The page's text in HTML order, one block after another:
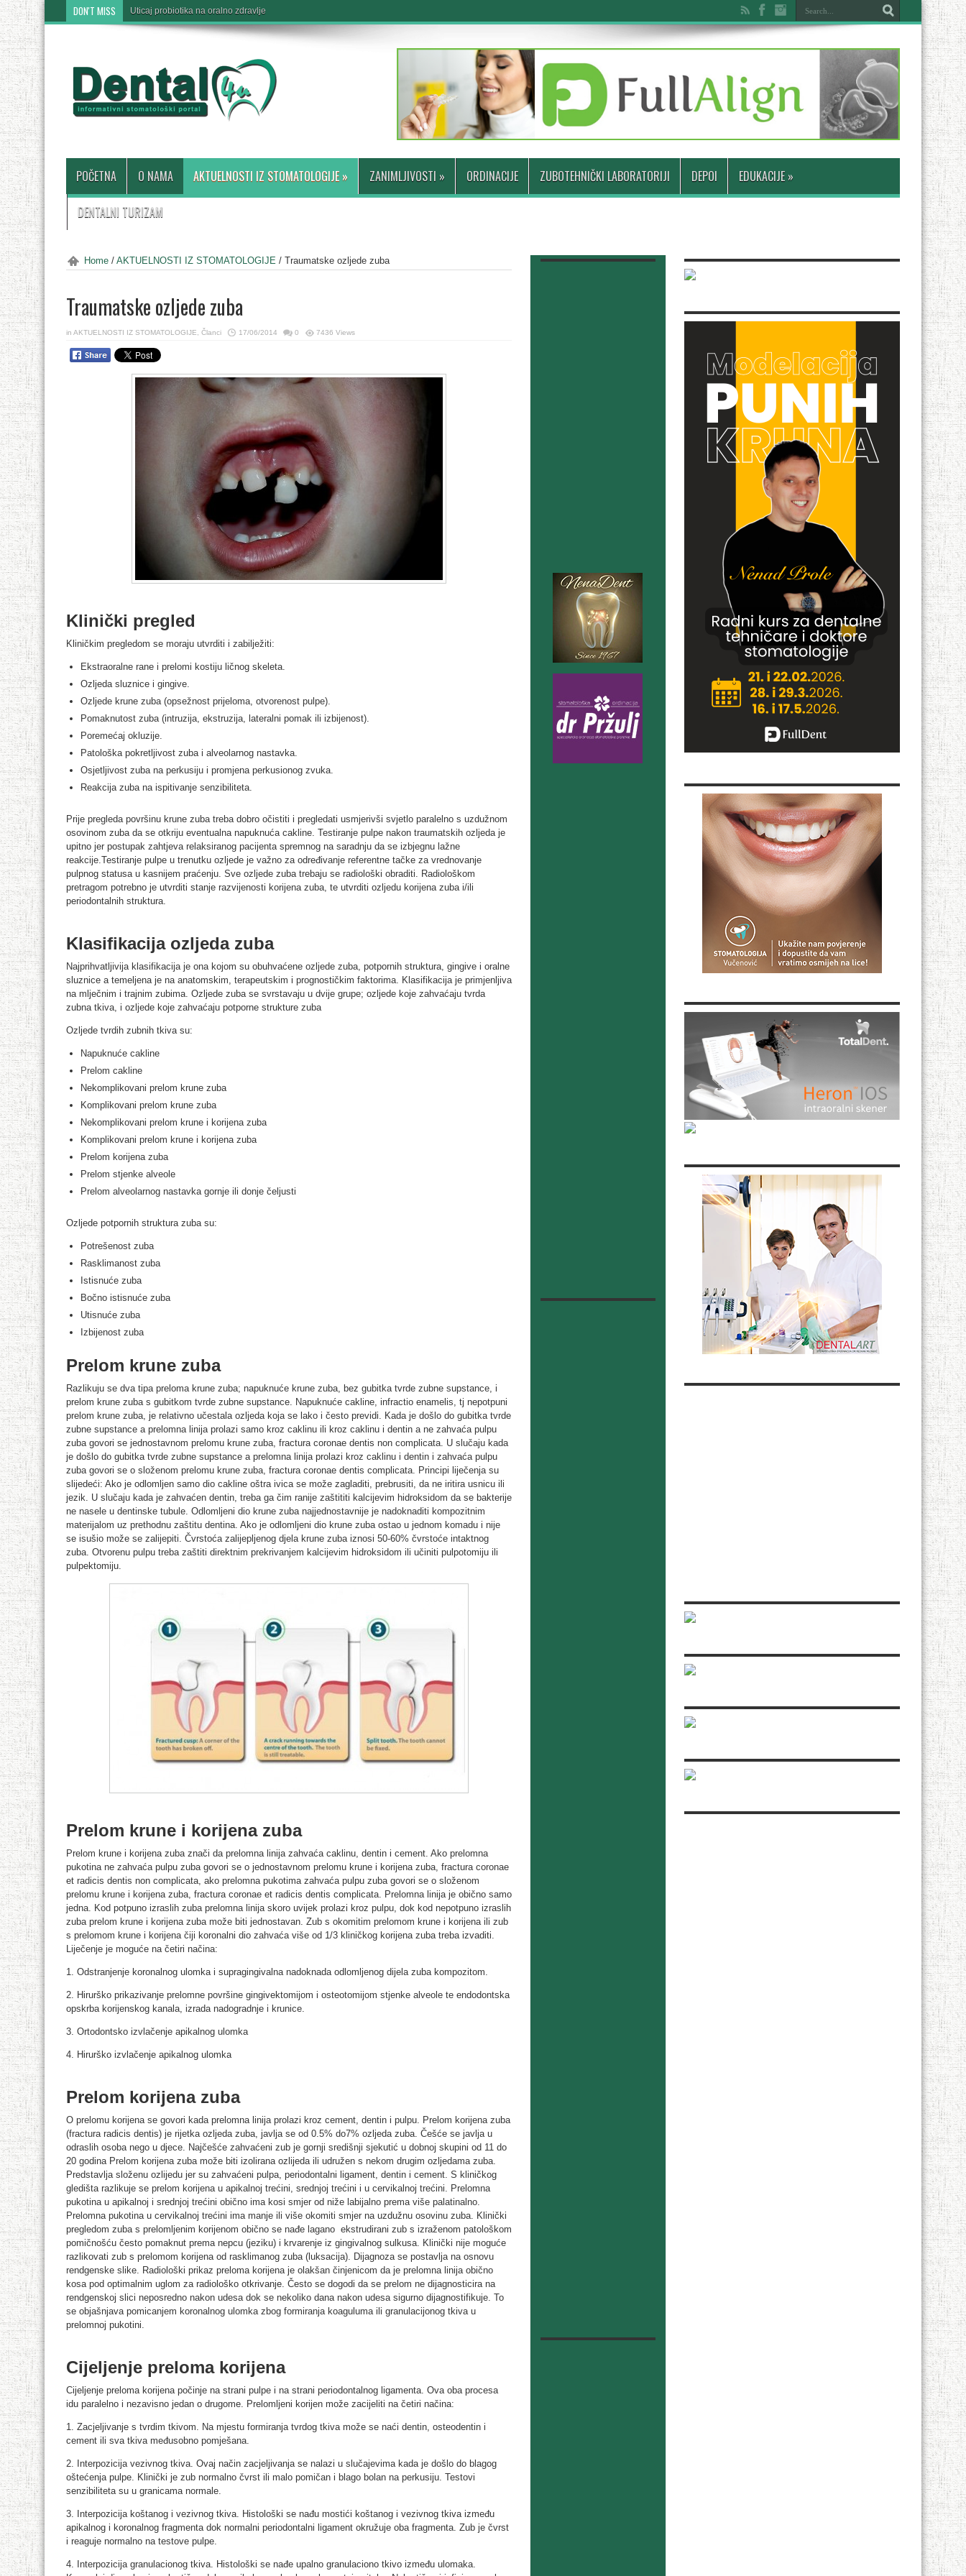
DON'T MISS Uticaj probiotika na oralno zdravlje
POČETNA O NAMA AKTUELNOSTI IZ STOMATOLOGIJE » ZANIMLJIVOSTI » ORDINACIJE ZUBOTEHNIČKI LABORATORIJI DEPOI EDUKACIJE »
DENTALNI TURIZAM
Home / AKTUELNOSTI IZ STOMATOLOGIJE / Traumatske ozljede zuba
Traumatske ozljede zuba
in AKTUELNOSTI IZ STOMATOLOGIJE Članci 17/06/2014 0 7436 Views
Klinički pregled
Kliničkim pregledom se moraju utvrditi i zabilježiti:
Ekstraoralne rane i prelomi kostiju ličnog skeleta.
Ozljeda sluznice i gingive.
Ozljede krune zuba (opsežnost prijeloma, otvorenost pulpe).
Pomaknutost zuba (intruzija, ekstruzija, lateralni pomak ili izbijenost).
Poremećaj okluzije.
Patološka pokretljivost zuba i alveolarnog nastavka.
Osjetljivost zuba na perkusiju i promjena perkusionog zvuka.
Reakcija zuba na ispitivanje senzibiliteta.
Prije pregleda površinu krune zuba treba dobro očistiti i pregledati usmjerivši svjetlo paralelno s uzdužnom
osovinom zuba da se otkriju eventualna napuknuća cakline. Testiranje pulpe nakon traumatskih ozljeda je
upitno jer postupak zahtjeva relaksiranog pacijenta spremnog na saradnju da se izbjegnu lažne
reakcije.Testiranje pulpe u trenutku ozljede je važno za određivanje referentne tačke za vrednovanje
pulpnog statusa u kasnijem praćenju. Sve ozljede zuba trebaju se radiološki obraditi. Radiološkom
pretragom potrebno je utvrditi stanje razvijenosti korijena zuba, te utvrditi ozljedu korijena zuba i/ili
periodontalnih struktura.
Klasifikacija ozljeda zuba
Najprihvatljivija klasifikacija je ona kojom su obuhvaćene ozljede zuba, potpornih struktura, gingive i oralne
sluznice a temeljena je na anatomskim, terapeutskim i prognostičkim faktorima. Klasifikacija je primjenljiva
na mlječnim i trajnim zubima. Ozljede zuba se svrstavaju u dvije grupe; ozljede koje zahvaćaju tvrda
zubna tkiva, i ozljede koje zahvaćaju potporne strukture zuba
Ozljede tvrdih zubnih tkiva su:
Napuknuće cakline
Prelom cakline
Nekomplikovani prelom krune zuba
Komplikovani prelom krune zuba
Nekomplikovani prelom krune i korijena zuba
Komplikovani prelom krune i korijena zuba
Prelom korijena zuba
Prelom stjenke alveole
Prelom alveolarnog nastavka gornje ili donje čeljusti
Ozljede potpornih struktura zuba su:
Potrešenost zuba
Rasklimanost zuba
Istisnuće zuba
Bočno istisnuće zuba
Utisnuće zuba
Izbijenost zuba
Prelom krune zuba
Razlikuju se dva tipa preloma krune zuba; napuknuće krune zuba, bez gubitka tvrde zubne supstance, i
prelom krune zuba s gubitkom tvrde zubne supstance. Napuknuće cakline, infractio enamelis, tj nepotpuni
prelom krune zuba, je relativno učestala ozljeda koja se lako i često previdi. Kada je došlo do gubitka tvrde
zubne supstance a prelomna linija prolazi samo kroz caklinu ili kroz caklinu i dentin a ne zahvaća pulpu
zuba govori se jednostavnom prelomu krune zuba, fractura coronae dentis non complicata. U slučaju kada
je došlo do gubitka tvrde zubne supstance a prelomna linija prolazi kroz caklinu i dentin i zahvaća pulpu
zuba govori se o složenom prelomu krune zuba, fractura coronae dentis complicata. Principi liječenja su
slijedeći: Ako je odlomljen samo dio cakline oštra ivica se može zagladiti, prebrusiti, da ne iritira usnicu ili
jezik. U slučaju kada je zahvaćen dentin, treba ga čim ranije zaštititi kalcijevim hidroksidom da se bakterije
ne nasele u dentinske tubule. Odlomljeni dio krune zuba najjednostavnije je nadoknaditi kompozitnim
materijalom uz prethodnu zaštitu dentina. Ako je odlomljeni dio krune zuba ostao u jednom komadu i nije
se isušio može se zalijepiti. Čvrstoća zalijepljenog djela krune zuba iznosi 50-60% čvrstoće intaktnog
zuba. Otvorenu pulpu treba zaštiti direktnim prekrivanjem kalcijevim hidroksidom ili učiniti pulpotomiju ili
pulpektomiju.
Prelom krune i korijena zuba
Prelom krune i korijena zuba znači da prelomna linija zahvaća caklinu, dentin i cement. Ako prelomna
pukotina ne zahvaća pulpu zuba govori se o jednostavnom prelomu krune i korijena zuba, fractura coronae
et radicis dentis non complicata, ako prelomna pukotima zahvaća pulpu zuba govori se o složenom
prelomu krune i korijena zuba, fractura coronae et radicis dentis complicata. Prelomna linija je obično samo
jedna. Kod potpuno izraslih zuba prelomna linija skoro uvijek prolazi kroz pulpu, dok kod nepotpuno izraslih
zuba prelom krune i korijena zuba može biti jednostavan. Zub s okomitim prelomom krune i korijena ili zub
s prelomom krune i korijena čiji koronalni dio zahvaća više od 1/3 kliničkog korijena zuba treba izvaditi.
Liječenje je moguće na četiri načina:
1. Odstranjenje koronalnog ulomka i supragingivalna nadoknada odlomljenog dijela zuba kompozitom.
2. Hirurško prikazivanje prelomne površine gingivektomijom i osteotomijom stjenke alveole te endodontska
opskrba korijenskog kanala, izrada nadogradnje i krunice.
3. Ortodontsko izvlačenje apikalnog ulomka
4. Hirurško izvlačenje apikalnog ulomka
Prelom korijena zuba
O prelomu korijena se govori kada prelomna linija prolazi kroz cement, dentin i pulpu. Prelom korijena zuba
(fractura radicis dentis) je rijetka ozljeda zuba, javlja se od 0.5% do7% ozljeda zuba. Češće se javlja u
odraslih osoba nego u djece. Najčešće zahvaćeni zub je gornji središnji sjekutić u dobnoj skupini od 11 do
20 godina Prelom korijena zuba može biti izolirana ozlijeda ili udružen s nekom drugim ozljedama zuba.
Predstavlja složenu ozlijedu jer su zahvaćeni pulpa, periodontalni ligament, dentin i cement. S kliničkog
gledišta razlikuje se prelom korijena u apikalnoj trećini, srednjoj trećini i u cervikalnoj trećini. Prelomna
pukotina u apikalnoj i srednjoj trećini obično ima kosi smjer od niže labijalno prema više palatinalno.
Prelomna pukotina u cervikalnoj trećini ima manje ili više okomiti smjer na uzdužnu osovinu zuba. Klinički
pregledom zuba s prelomljenim korijenom obično se nađe lagano ekstrudirani zub s izraženom patološkom
pomičnošću često pomaknut prema nepcu (jeziku) i krvarenje iz gingivalnog sulkusa. Klinički nije moguće
razlikovati zub s prelomom korijena od rasklimanog zuba (luksacija). Dijagnoza se postavlja na osnovu
rendgenske slike. Radiološki prikaz preloma korijena je olakšan činjenicom da je prelomna linija obično
kosa pod optimalnim uglom za radiološko otkrivanje. Često se dogodi da se prelom ne dijagnosticira na
rendgenskoj slici neposredno nakon udesa dok se nekoliko dana nakon udesa sigurno dijagnostifikuje. To
se objašnjava pomicanjem koronalnog ulomka zbog formiranja koaguluma ili granulacijonog tkiva u
prelomnoj pukotini.
Cijeljenje preloma korijena
Cijeljenje preloma korijena počinje na strani pulpe i na strani periodontalnog ligamenta. Ova oba procesa
idu paralelno i nezavisno jedan o drugome. Prelomljeni korijen može zacijeliti na četiri načina:
1. Zacjeljivanje s tvrdim tkivom. Na mjestu formiranja tvrdog tkiva može se naći dentin, osteodentin i
cement ili sva tkiva međusobno pomješana.
2. Interpozicija vezivnog tkiva. Ovaj način zacjeljivanja se nalazi u slučajevima kada je došlo do blagog
oštećenja pulpe. Klinički je zub normalno čvrst ili malo pomičan i blago bolan na perkusiju. Testovi
senzibiliteta su u granicama normale.
3. Interpozicija koštanog i vezivnog tkiva. Histološki se nađu mostići koštanog i vezivnog tkiva između
apikalnog i koronalnog fragmenta dok normalni periodontalni ligament okružuje oba fragmenta. Zub je čvrst
i reaguje normalno na testove pulpe.
4. Interpozicija granulacionog tkiva. Histološki se nađe upalno granulaciono tkivo između ulomaka.